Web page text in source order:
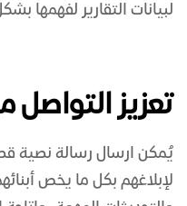
لبيانات التقارير لفهمها
تعزيز التواصل
يُمكن ارسال رسالة نصية
لإبلاغهم بكل ما يخص